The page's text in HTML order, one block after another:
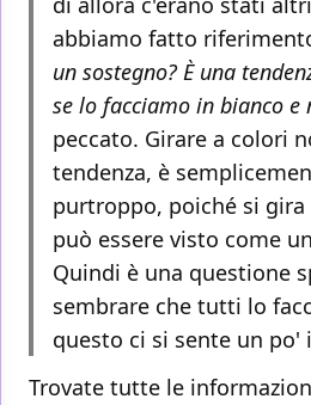
abbiamo fatto
un sostegno? È una
se lo facciamo in bianco e
peccato. Girare a colori
tendenza, è
purtroppo, poiché si
può essere visto come
Quindi è una questione
sembrare che tutti lo
questo ci si sente un po'
Trovate tutte le